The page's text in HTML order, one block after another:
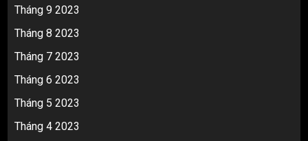
Tháng 9 2023
Tháng 8 2023
Tháng 7 2023
Tháng 6 2023
Tháng 5 2023
Tháng 4 2023